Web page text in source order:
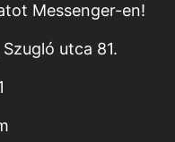
Messenger-en!
utca 81.